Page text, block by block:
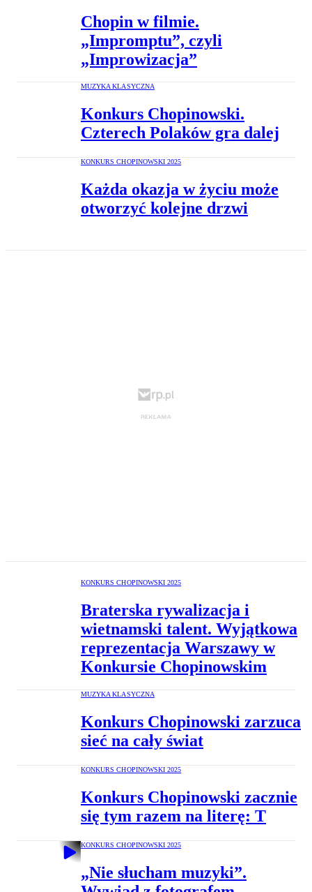
Chopin w filmie.
„Impromptu”, czyli
„Improwizacja”
MUZYKA KLASYCZNA
Konkurs Chopinowski.
Czterech Polaków gra dalej
KONKURS CHOPINOWSKI 2025
Każda okazja w życiu może
otworzyć kolejne drzwi
KONKURS CHOPINOWSKI 2025
Braterska rywalizacja i
wietnamski talent. Wyjątkowa
reprezentacja Warszawy w
Konkursie Chopinowskim
MUZYKA KLASYCZNA
Konkurs Chopinowski zarzuca
sieć na cały świat
KONKURS CHOPINOWSKI 2025
Konkurs Chopinowski zacznie
się tym razem na literę: T
KONKURS CHOPINOWSKI 2025
„Nie słucham muzyki”.